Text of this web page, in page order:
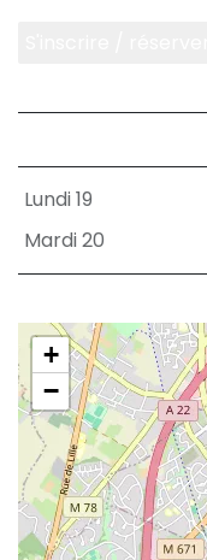
Lundi 19
Mardi 20
+
−